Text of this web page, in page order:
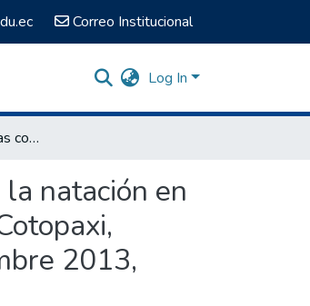
Correo Institucional
Log In
Las actividades lúdicas como medio para el interaprendizaje de la natación en niños de 6 a 8 años de la Escuela Simón Bolívar“, provincia de Cotopaxi, cantón Latacunga, parroquia La Matriz en el año lectivo septiembre 2013, febrero 2014
natación en
2013,